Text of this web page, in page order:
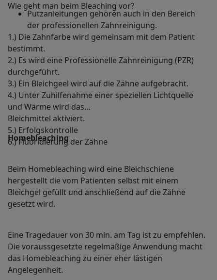
Putzanleitungen gehören auch in den Bereich
der professionellen Zahnreinigung.
Wie geht man beim Bleaching vor?
1.) Die Zahnfarbe wird gemeinsam mit dem Patient
bestimmt.
2.) Es wird eine Professionelle Zahnreinigung (PZR)
durchgeführt.
3.) Ein Bleichgeel wird auf die Zähne aufgebracht.
4.) Unter Zuhilfenahme einer speziellen Lichtquelle
und Wärme wird das
Bleichmittel aktiviert.
5.) Erfolgskontrolle
6.) Fluoridierung der Zähne
Homebleaching
Beim Homebleaching wird eine Bleichschiene
hergestellt die vom Patienten selbst mit einem
Bleichgel gefüllt und anschließend auf die Zähne
gesetzt wird.
Eine Tragedauer von 30 min. am Tag ist zu empfehlen.
Die voraussgesetzte regelmäßige Anwendung macht
das Homebleaching zu einer eher lästigen
Angelegenheit.